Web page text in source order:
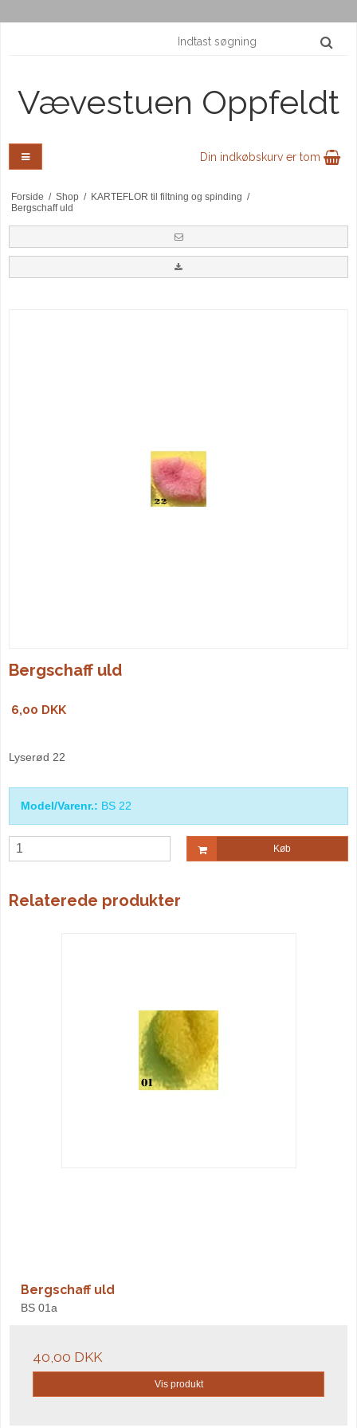
Vævestuen Oppfeldt
Din indkøbskurv er tom
Forside / Shop / KARTEFLOR til filtning og spinding /
Bergschaff uld
Bergschaff uld
6,00 DKK
Lyserød 22
Model/Varenr.: BS 22
Køb
Relaterede produkter
Bergschaff uld
BS 01a
40,00 DKK
Vis produkt